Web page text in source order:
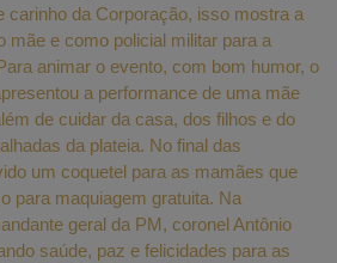
carinho da Corporação, isso mostra a
mãe e como policial militar para a
animar o evento, com bom humor, o
a performance de uma mãe
de cuidar da casa, dos filhos e do
da plateia. No final das
um coquetel para as mamães que
para maquiagem gratuita. Na
geral da PM, coronel Antônio
saúde, paz e felicidades para as